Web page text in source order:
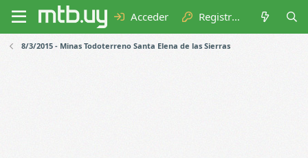
Acceder Registrarse
8/3/2015 - Minas Todoterreno Santa Elena de las Sierras